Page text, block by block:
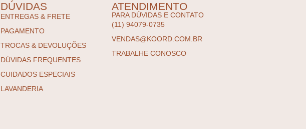
DÚVIDAS
ENTREGAS & FRETE
PAGAMENTO
TROCAS & DEVOLUÇÕES
DÚVIDAS FREQUENTES
CUIDADOS ESPECIAIS
LAVANDERIA
ATENDIMENTO
PARA DÚVIDAS E CONTATO
(11) 94079-0735
VENDAS@KOORD.COM.BR
TRABALHE CONOSCO